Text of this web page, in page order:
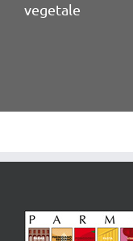
vegetale